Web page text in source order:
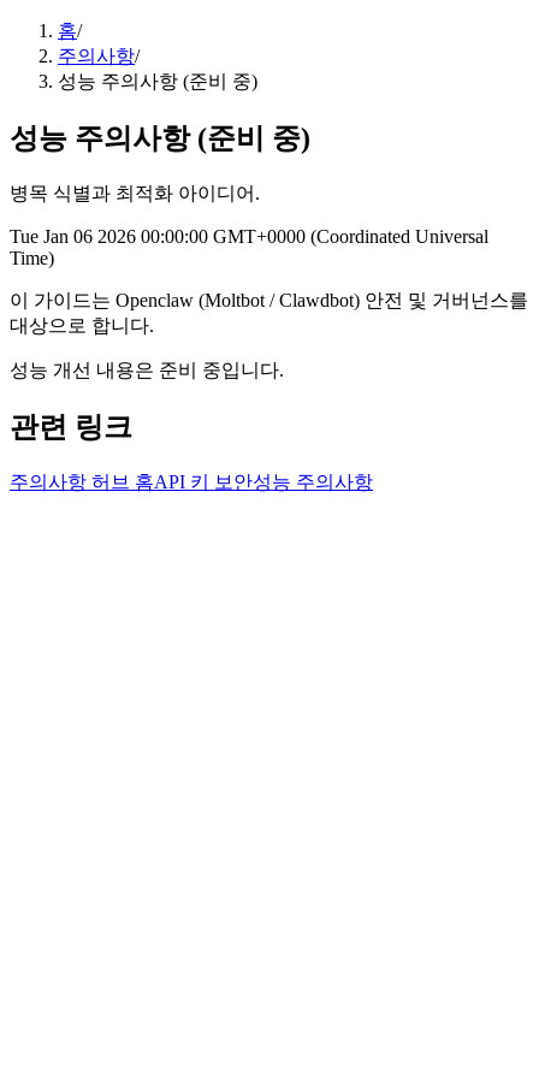
홈/
주의사항/
성능 주의사항 (준비 중)
성능 주의사항 (준비 중)
병목 식별과 최적화 아이디어.
Tue Jan 06 2026 00:00:00 GMT+0000 (Coordinated Universal
Time)
이 가이드는 Openclaw (Moltbot / Clawdbot) 안전 및 거버넌스를
대상으로 합니다.
성능 개선 내용은 준비 중입니다.
관련 링크
주의사항 허브 홈API 키 보안성능 주의사항